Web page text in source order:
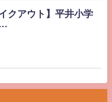
クアウト】平井小学